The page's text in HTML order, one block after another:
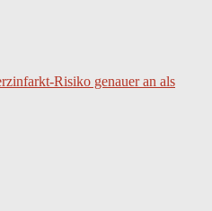
Risiko genauer an als